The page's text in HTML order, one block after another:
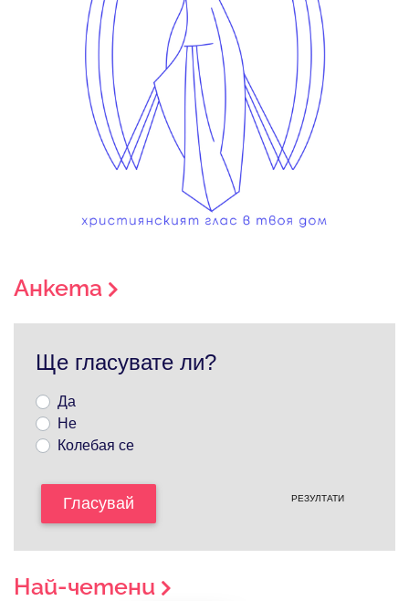
Анкета
Ще гласувате ли?
Да
Не
Колебая се
Гласувай РЕЗУЛТАТИ
Най-четени